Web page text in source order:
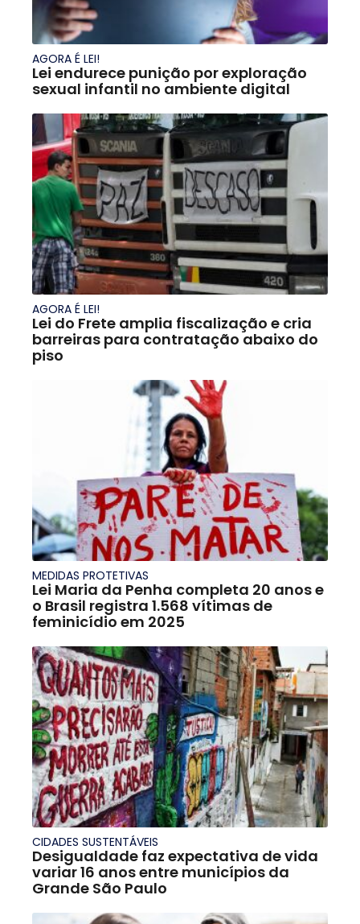
AGORA É LEI!
Lei endurece punição por exploração
sexual infantil no ambiente digital
AGORA É LEI!
Lei do Frete amplia fiscalização e cria
barreiras para contratação abaixo do
piso
MEDIDAS PROTETIVAS
Lei Maria da Penha completa 20 anos e
o Brasil registra 1.568 vítimas de
feminicídio em 2025
CIDADES SUSTENTÁVEIS
Desigualdade faz expectativa de vida
variar 16 anos entre municípios da
Grande São Paulo